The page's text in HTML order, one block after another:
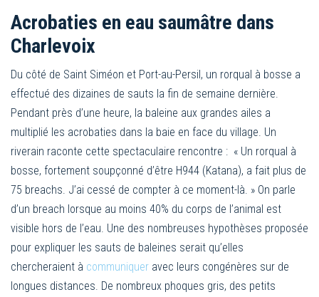
Acrobaties en eau saumâtre dans
Charlevoix
Du côté de Saint Siméon et Port-au-Persil, un rorqual à bosse a
effectué des dizaines de sauts la fin de semaine dernière.
Pendant près d’une heure, la baleine aux grandes ailes a
multiplié les acrobaties dans la baie en face du village. Un
riverain raconte cette spectaculaire rencontre : « Un rorqual à
bosse, fortement soupçonné d’être H944 (Katana), a fait plus de
75 breachs. J’ai cessé de compter à ce moment-là. » On parle
d’un breach lorsque au moins 40% du corps de l’animal est
visible hors de l’eau. Une des nombreuses hypothèses proposée
pour expliquer les sauts de baleines serait qu’elles
chercheraient à communiquer avec leurs congénères sur de
longues distances. De nombreux phoques gris, des petits